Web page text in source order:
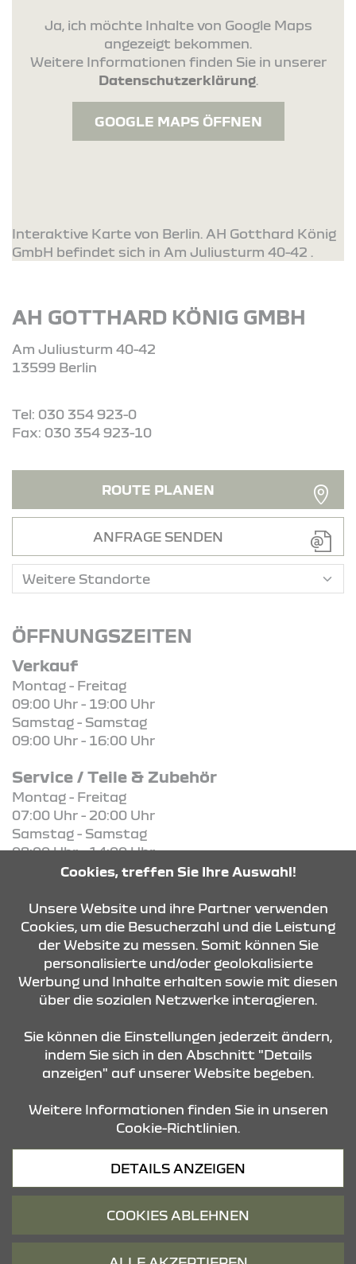
Ja, ich möchte Inhalte von Google Maps
angezeigt bekommen.
Weitere Informationen finden Sie in unserer
Datenschutzerklärung.
GOOGLE MAPS ÖFFNEN
Interaktive Karte von Berlin. AH Gotthard König
GmbH befindet sich in Am Juliusturm 40-42 .
AH GOTTHARD KÖNIG GMBH
Am Juliusturm 40-42
13599 Berlin
Tel: 030 354 923-0
Fax: 030 354 923-10
ROUTE PLANEN
ANFRAGE SENDEN
ÖFFNUNGSZEITEN
Verkauf
Montag - Freitag
09:00 Uhr - 19:00 Uhr
Samstag - Samstag
09:00 Uhr - 16:00 Uhr
Service / Teile & Zubehör
Montag - Freitag
07:00 Uhr - 20:00 Uhr
Samstag - Samstag
08:00 Uhr - 14:00 Uhr
KONTAKT & ANFAHRT
ÖFFNUNGSZEITEN
STANDORTE
Datenschutz
© 2026 Dacia
Cookies, treffen Sie Ihre Auswahl!
Unsere Website und ihre Partner verwenden
Cookies, um die Besucherzahl und die Leistung
der Website zu messen. Somit können Sie
personalisierte und/oder geolokalisierte
Werbung und Inhalte erhalten sowie mit diesen
über die sozialen Netzwerke interagieren.
Sie können die Einstellungen jederzeit ändern,
indem Sie sich in den Abschnitt "Details
anzeigen" auf unserer Website begeben.
Weitere Informationen finden Sie in unseren
Cookie-Richtlinien.
DETAILS ANZEIGEN
COOKIES ABLEHNEN